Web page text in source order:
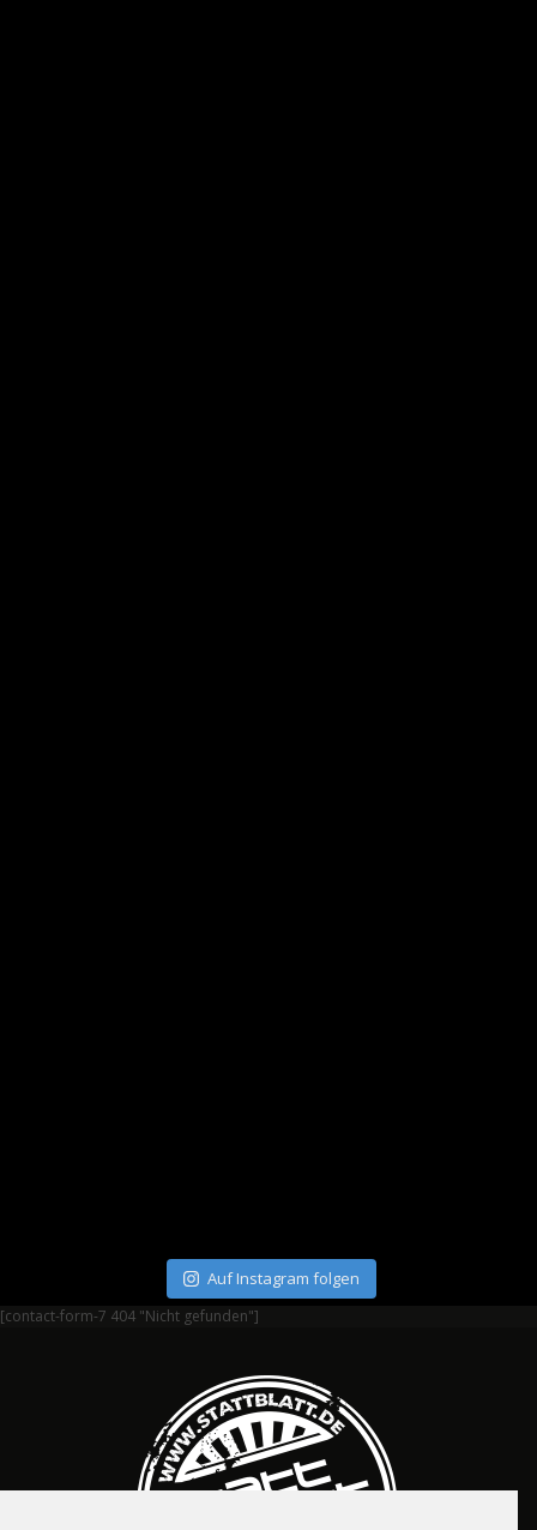
Auf Instagram folgen
[contact-form-7 404 "Nicht gefunden"]